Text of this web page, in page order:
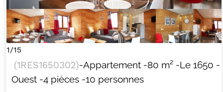
1/15
(1RES1650302)-Appartement -80 m² -Le 1650 -
Ouest -4 pièces -10 personnes